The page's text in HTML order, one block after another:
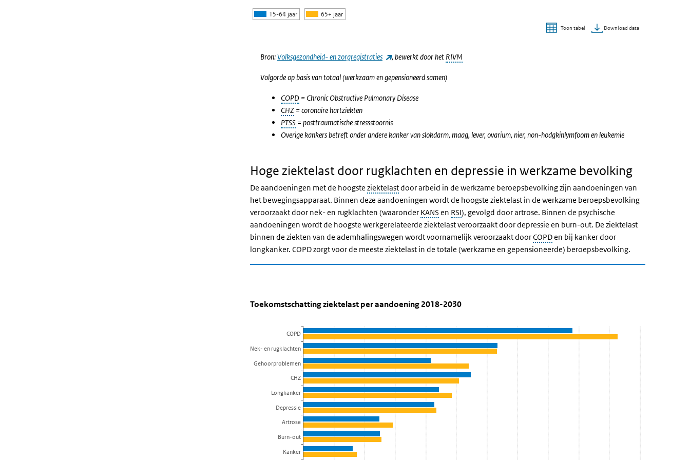
15-64 jaar 65+ jaar
Toon tabel Download data
Bron:Volksgezondheid- en zorgregistraties (externe link)
, bewerkt door het RIVM
Volgorde op basis van totaal (werkzaam en gepensioneerd samen)
COPD = Chronic Obstructive Pulmonary Disease
CHZ = coronaire hartziekten
PTSS = posttraumatische stressstoornis
Overige kankers betreft onder andere kanker van slokdarm, maag, lever, ovarium, nier, non-hodgkinlymfoom en leukemie
Hoge ziektelast door rugklachten en depressie in werkzame bevolking
De aandoeningen met de hoogste ziektelastdoor arbeid in de werkzame beroepsbevolking zijn aandoeningen van
het bewegingsapparaat. Binnen deze aandoeningen wordt de hoogste ziektelast in de werkzame beroepsbevolking
veroorzaakt door nek- en rugklachten (waaronder KANS en RSI), gevolgd door artrose. Binnen de psychische
aandoeningen wordt de hoogste werkgerelateerde ziektelast veroorzaakt door depressie en burn-out. De ziektelast
binnen de ziekten van de ademhalingswegen wordt voornamelijk veroorzaakt doorCOPDen bij kanker door
longkanker. COPD zorgt voor de meeste ziektelast in de totale (werkzame en gepensioneerde) beroepsbevolking.
Toekomstschatting ziektelast per aandoening 2018-2030
Sla de grafiek 'Toekomstschatting ziektelast per aandoening 2018-2030' over en ga naar de datatabel
Toekomstschatting ziektelast per aandoening 2018-2030
Bekijk als data tabel.
De grafiek heeft 1 X-as die categories weergeeft.
De grafiek heeft 1 Y-as die DALY's weergeeft.
Toekomstschatting ziektelast per aandoening 2018-2030
COPD
Nek- en rugklachten
Gehoorproblemen
CHZ
Longkanker
Depressie
Artrose
Burn-out
Kanker